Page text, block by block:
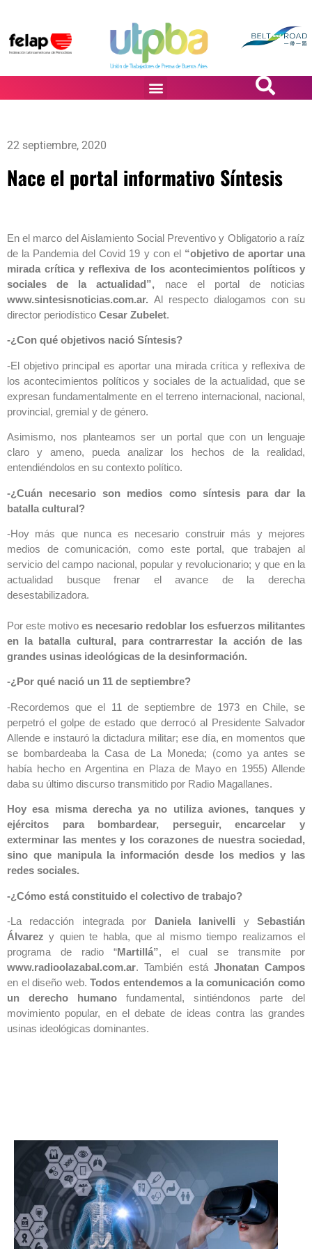
22 septiembre, 2020
Nace el portal informativo Síntesis
En el marco del Aislamiento Social Preventivo y Obligatorio a raíz
de la Pandemia del Covid 19 y con el “objetivo de aportar una
mirada crítica y reflexiva de los acontecimientos políticos y
sociales de la actualidad”, nace el portal de noticias
www.sintesisnoticias.com.ar. Al respecto dialogamos con su
director periodístico Cesar Zubelet.
-¿Con qué objetivos nació Síntesis?
-El objetivo principal es aportar una mirada crítica y reflexiva de
los acontecimientos políticos y sociales de la actualidad, que se
expresan fundamentalmente en el terreno internacional, nacional,
provincial, gremial y de género.
Asimismo, nos planteamos ser un portal que con un lenguaje
claro y ameno, pueda analizar los hechos de la realidad,
entendiéndolos en su contexto político.
-¿Cuán necesario son medios como síntesis para dar la
batalla cultural?
-Hoy más que nunca es necesario construir más y mejores
medios de comunicación, como este portal, que trabajen al
servicio del campo nacional, popular y revolucionario; y que en la
actualidad busque frenar el avance de la derecha
desestabilizadora.
Por este motivo es necesario redoblar los esfuerzos militantes
en la batalla cultural, para contrarrestar la acción de las
grandes usinas ideológicas de la desinformación.
-¿Por qué nació un 11 de septiembre?
-Recordemos que el 11 de septiembre de 1973 en Chile, se
perpetró el golpe de estado que derrocó al Presidente Salvador
Allende e instauró la dictadura militar; ese día, en momentos que
se bombardeaba la Casa de La Moneda; (como ya antes se
había hecho en Argentina en Plaza de Mayo en 1955) Allende
daba su último discurso transmitido por Radio Magallanes.
Hoy esa misma derecha ya no utiliza aviones, tanques y
ejércitos para bombardear, perseguir, encarcelar y
exterminar las mentes y los corazones de nuestra sociedad,
sino que manipula la información desde los medios y las
redes sociales.
-¿Cómo está constituido el colectivo de trabajo?
-La redacción integrada por Daniela Ianivelli ySebastián
Álvarez y quien te habla, que al mismo tiempo realizamos el
programa de radio “Martillá”, el cual se transmite por
www.radioolazabal.com.ar. También está Jhonatan Campos
en el diseño web.Todos entendemos a la comunicación como
un derecho humano fundamental, sintiéndonos parte del
movimiento popular, en el debate de ideas contra las grandes
usinas ideológicas dominantes.